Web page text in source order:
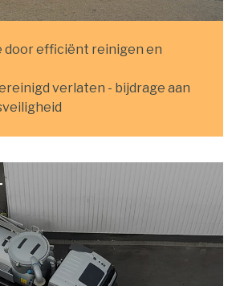
door efficiënt reinigen en
verlaten - bijdrage aan